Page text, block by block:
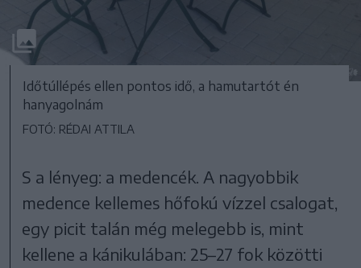
Időtúllépés ellen pontos idő, a hamutartót én
hanyagolnám
FOTÓ: RÉDAI ATTILA
S a lényeg: a medencék. A nagyobbik
medence kellemes hőfokú vízzel csalogat,
egy picit talán még melegebb is, mint
kellene a kánikulában: 25–27 fok közötti